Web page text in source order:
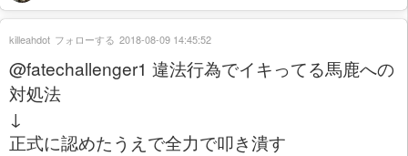
@fatechallenger1 違法行為でイキってる馬鹿への
対処法
↓
正式に認めたうえで全力で叩き潰す
killeahdot フォローする 2018-08-09 14:45:52